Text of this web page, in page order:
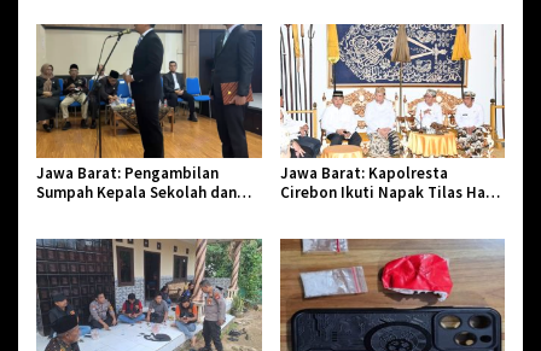
Jawa Barat: Pengambilan
Sumpah Kepala Sekolah dan
Pendidikan dan Birokrasi
Jawa Barat: Kapolresta
Cirebon Ikuti Napak Tilas Hari